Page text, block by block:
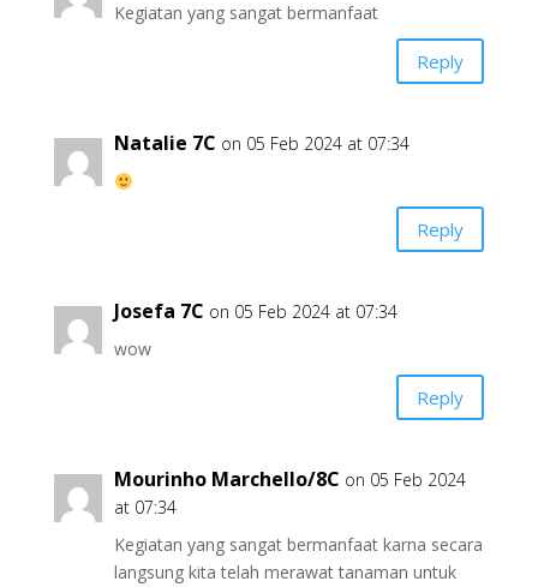
Kegiatan yang sangat bermanfaat
Reply
Natalie 7C on 05 Feb 2024 at 07:34
Reply
Josefa 7C on 05 Feb 2024 at 07:34
wow
Reply
Mourinho Marchello/8C on 05 Feb 2024
at 07:34
Kegiatan yang sangat bermanfaat karna secara
langsung kita telah merawat tanaman untuk